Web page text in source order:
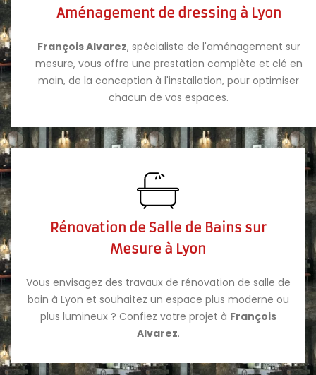
Aménagement de dressing à Lyon
François Alvarez, spécialiste de l'aménagement sur
mesure, vous offre une prestation complète et clé en
main, de la conception à l'installation, pour optimiser
chacun de vos espaces.
Rénovation de Salle de Bains sur
Mesure à Lyon
Vous envisagez des travaux de rénovation de salle de
bain à Lyon et souhaitez un espace plus moderne ou
plus lumineux ? Confiez votre projet à François
Alvarez.